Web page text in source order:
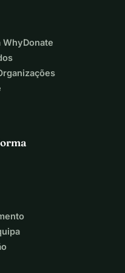
de local a
você.
bairros também estão
a esterilização reduz
e regulamentados
cidade.
natural e não tóxico
uma Vovó Mudou
WhyDonate